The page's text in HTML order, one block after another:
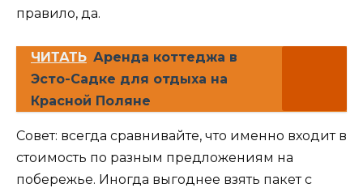
правило, да.
ЧИТАТЬ Аренда коттеджа в
Эсто-Садке для отдыха на
Красной Поляне
Совет: всегда сравнивайте, что именно входит в
стоимость по разным предложениям на
побережье. Иногда выгоднее взять пакет с